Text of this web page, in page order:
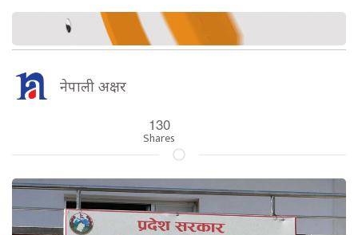
नेपाली अक्षर
130
Shares